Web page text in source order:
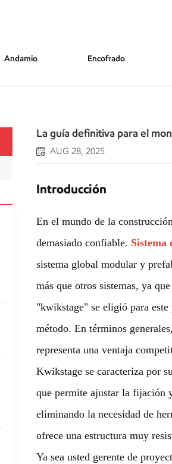
Andamio Encofrado
La guía definitiva para el
AUG 28, 2025
Introducción
En el mundo de la
demasiado confiable. Sistema
sistema global modular y
más que otros sistemas, ya
"kwikstage" se eligió para
método. En términos
representa una ventaja
Kwikstage se caracteriza por
que permite ajustar la fijación
eliminando la necesidad de
ofrece una estructura muy
Ya sea usted gerente de